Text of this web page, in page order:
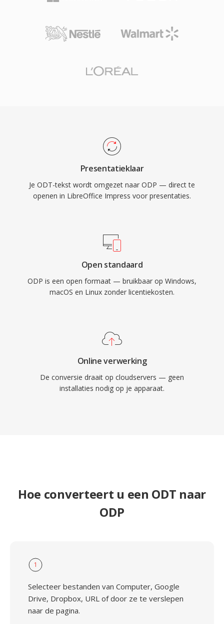
Presentatieklaar
Je ODT-tekst wordt omgezet naar ODP — direct te
openen in LibreOffice Impress voor presentaties.
Open standaard
ODP is een open formaat — bruikbaar op Windows,
macOS en Linux zonder licentiekosten.
Online verwerking
De conversie draait op cloudservers — geen
installaties nodig op je apparaat.
Hoe converteert u een ODT naar
ODP
1
Selecteer bestanden van Computer, Google
Drive, Dropbox, URL of door ze te verslepen
naar de pagina.